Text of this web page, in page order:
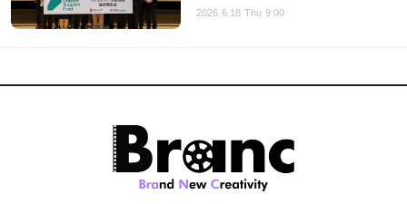
2026.6.18 Thu 9:00